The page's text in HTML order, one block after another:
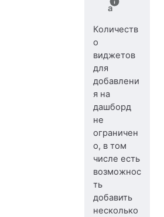
а
Количеств
о
виджетов
для
добавлени
я на
дашборд
не
ограничен
о, в том
числе есть
возможнос
ть
добавить
несколько